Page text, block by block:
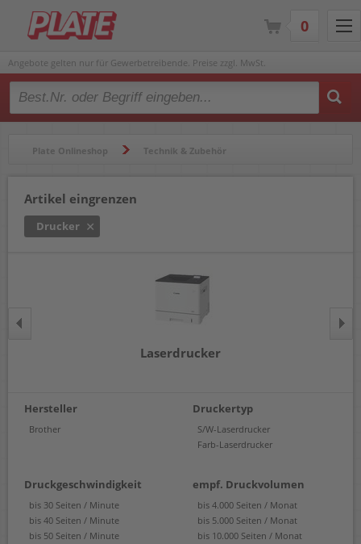
Angebote gelten nur für Gewerbetreibende. Preise zzgl. MwSt.
Type 2 or more characters for results.
Plate Onlineshop Technik & Zubehör
Artikel eingrenzen
Drucker
Laserdrucker
Hersteller
Brother
Druckertyp
S/W-Laserdrucker
Farb-Laserdrucker
Druckgeschwindigkeit
bis 30 Seiten / Minute
bis 40 Seiten / Minute
bis 50 Seiten / Minute
empf. Druckvolumen
bis 4.000 Seiten / Monat
bis 5.000 Seiten / Monat
bis 10.000 Seiten / Monat
0